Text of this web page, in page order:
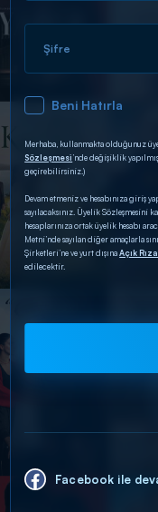
DİĞER SONUÇLAR
Şifre
Beni Hatırla
Merhaba, kullanmakta olduğunuz
Sözleşmesi’nde değişiklik
geçirebilirsiniz.)
Devam etmeniz ve hesabınıza giriş
sayılacaksınız. Üyelik
hesaplarınıza ortak üyelik hesabı
Metni’nde sayılan diğer amaçlarla
Şirketleri’ne ve yurt dışınaAçık
edilecektir.
Facebook ile